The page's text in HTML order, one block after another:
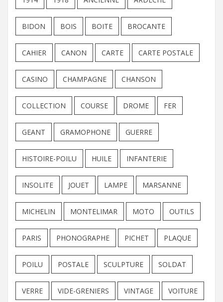
BIDON BOIS BOITE BROCANTE
CAHIER CANON CARTE CARTE POSTALE
CASINO CHAMPAGNE CHANSON
COLLECTION COURSE DROME FER
GEANT GRAMOPHONE GUERRE
HISTOIRE-POILU HUILE INFANTERIE
INSOLITE JOUET LAMPE MARSANNE
MICHELIN MONTELIMAR MOTO OUTILS
PARIS PHONOGRAPHE PICHET PLAQUE
POILU POSTALE SCULPTURE SOLDAT
VERRE VIDE-GRENIERS VINTAGE VOITURE